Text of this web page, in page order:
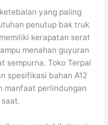
yang paling
penutup bak truk
kerapatan serat
menahan guyuran
sempurna. Toko Terpal
spesifikasi bahan A12
manfaat perlindungan